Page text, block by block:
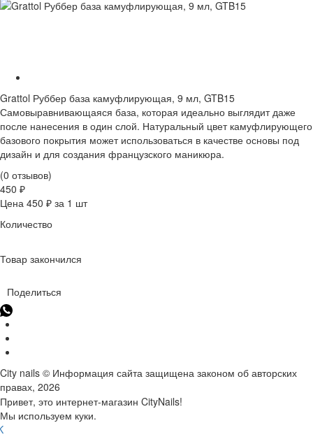
Grattol Руббер база камуфлирующая, 9 мл, GTB15
Самовыравнивающаяся база, которая идеально выглядит даже
после нанесения в один слой. Натуральный цвет камуфлирующего
базового покрытия может использоваться в качестве основы под
дизайн и для создания французского маникюра.
(0 отзывов)
450 ₽
Цена 450 ₽ за 1 шт
Количество
Товар закончился
Поделиться
City nails © Информация сайта защищена законом об авторских
правах, 2026
Привет, это интернет-магазин CityNails!
Мы используем куки.